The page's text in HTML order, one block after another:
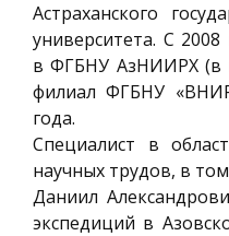
Астраханского
университета. С
в ФГБНУ АзНИИРХ (в
филиал ФГБНУ
года.
Специалист в
научных трудов, в
Даниил
экспедиций в